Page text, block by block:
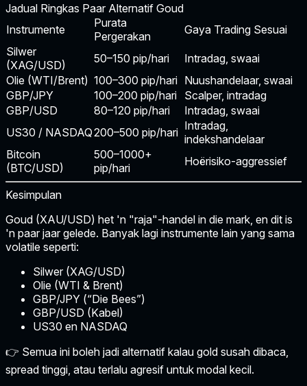
Jadual Ringkas Paar Alternatif Goud
Instrumente
Purata
Pergerakan
Gaya Trading Sesuai
Silwer
(XAG/USD)
50–150 pip/hari
Intradag, swaai
Olie (WTI/Brent) 100–300 pip/hari Nuushandelaar, swaai
GBP/JPY
100–200 pip/hari Scalper, intradag
GBP/USD
80–120 pip/hari
Intradag, swaai
US30 / NASDAQ200–500 pip/hari Intradag,
indekshandelaar
Bitcoin
(BTC/USD)
500–1000+
pip/hari
Hoërisiko-aggressief
Kesimpulan
Goud (XAU/USD) het 'n "raja"-handel in die mark, en dit is
'n paar jaar gelede. Banyak lagi instrumente lain yang sama
volatile seperti:
Silwer (XAG/USD)
Olie (WTI & Brent)
GBP/JPY (“Die Bees”)
GBP/USD (Kabel)
US30 en NASDAQ
👉 Semua ini boleh jadi alternatif kalau gold susah dibaca,
spread tinggi, atau terlalu agresif untuk modal kecil.